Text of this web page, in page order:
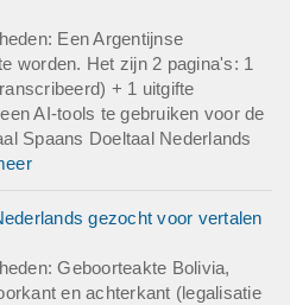
Een Argentijnse
worden. Het zijn 2 pagina's: 1
+ 1 uitgifte
AI-tools te gebruiken voor de
Spaans Doeltaal Nederlands
gezocht voor vertalen
Geboorteakte Bolivia,
en achterkant (legalisatie